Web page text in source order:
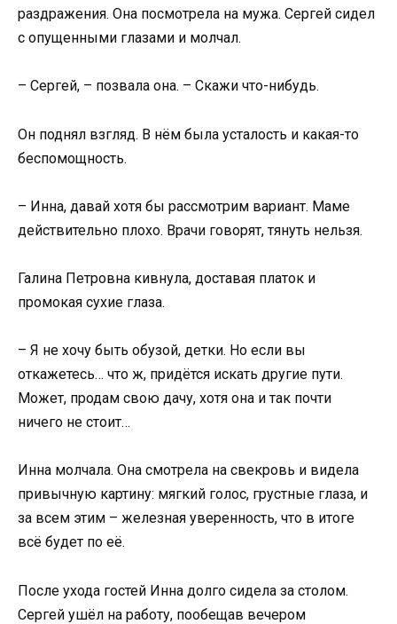
раздражения. Она посмотрела на мужа. Сергей сидел
с опущенными глазами и молчал.
– Сергей, – позвала она. – Скажи что-нибудь.
Он поднял взгляд. В нём была усталость и какая-то
беспомощность.
– Инна, давай хотя бы рассмотрим вариант. Маме
действительно плохо. Врачи говорят, тянуть нельзя.
Галина Петровна кивнула, доставая платок и
промокая сухие глаза.
– Я не хочу быть обузой, детки. Но если вы
откажетесь… что ж, придётся искать другие пути.
Может, продам свою дачу, хотя она и так почти
ничего не стоит…
Инна молчала. Она смотрела на свекровь и видела
привычную картину: мягкий голос, грустные глаза, и
за всем этим – железная уверенность, что в итоге
всё будет по её.
После ухода гостей Инна долго сидела за столом.
Сергей ушёл на работу, пообещав вечером